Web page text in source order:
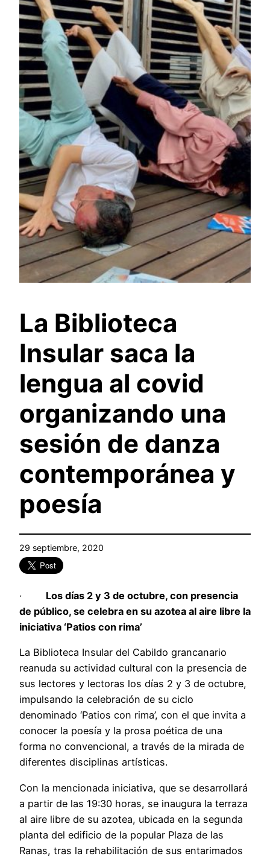
La Biblioteca
Insular saca la
lengua al covid
organizando una
sesión de danza
contemporánea y
poesía
29 septiembre, 2020
· Los días 2 y 3 de octubre, con presencia
de público, se celebra en su azotea al aire libre la
iniciativa ‘Patios con rima’
La Biblioteca Insular del Cabildo grancanario
reanuda su actividad cultural con la presencia de
sus lectores y lectoras los días 2 y 3 de octubre,
impulsando la celebración de su ciclo
denominado ‘Patios con rima’, con el que invita a
conocer la poesía y la prosa poética de una
forma no convencional, a través de la mirada de
diferentes disciplinas artísticas.
Con la mencionada iniciativa, que se desarrollará
a partir de las 19:30 horas, se inaugura la terraza
al aire libre de su azotea, ubicada en la segunda
planta del edificio de la popular Plaza de las
Ranas, tras la rehabilitación de sus entarimados